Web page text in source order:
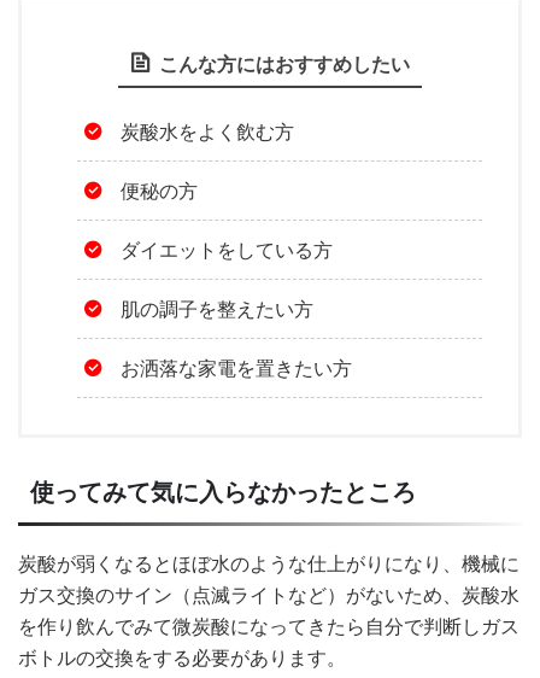
こんな方にはおすすめしたい
炭酸水をよく飲む方
便秘の方
ダイエットをしている方
肌の調子を整えたい方
お洒落な家電を置きたい方
使ってみて気に入らなかったところ
炭酸が弱くなるとほぼ水のような仕上がりになり、機械に
ガス交換のサイン（点滅ライトなど）がないため、炭酸水
を作り飲んでみて微炭酸になってきたら自分で判断しガス
ボトルの交換をする必要があります。